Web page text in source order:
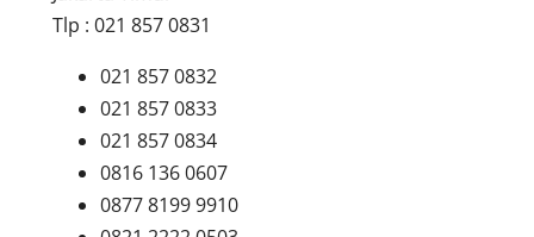
Tlp : 021 857 0831
021 857 0832
021 857 0833
021 857 0834
0816 136 0607
0877 8199 9910